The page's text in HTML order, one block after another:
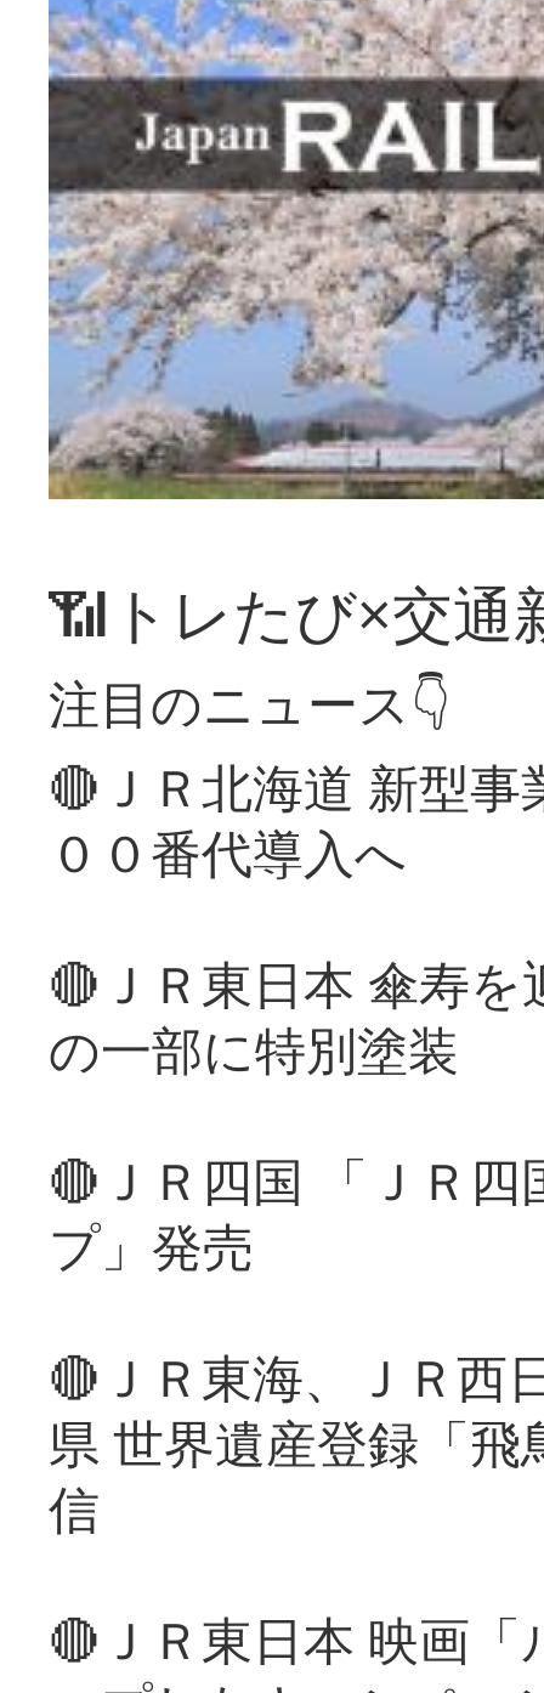
📶トレたび×交通
注目のニュース👇
🔴ＪＲ北海道 新型
００番代導入へ
🔴ＪＲ東日本 傘寿
の一部に特別塗装
🔴ＪＲ四国 「ＪＲ
プ」発売
🔴ＪＲ東海、ＪＲ西
県 世界遺産登録「
信
🔴ＪＲ東日本 映画